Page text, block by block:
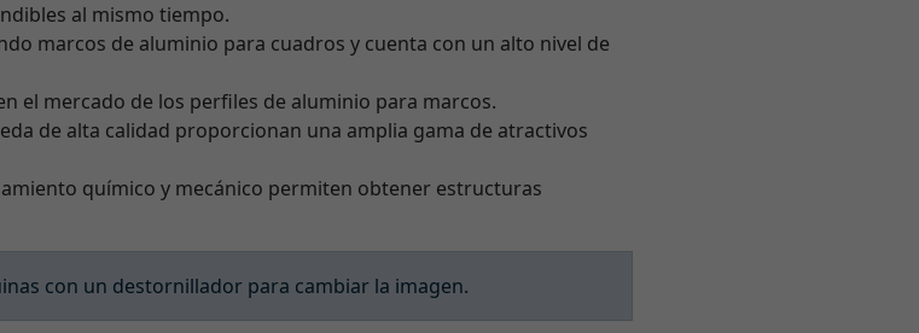
al mismo tiempo.
marcos de aluminio para cuadros y cuenta con un alto nivel de
el mercado de los perfiles de aluminio para marcos.
de alta calidad proporcionan una amplia gama de atractivos
químico y mecánico permiten obtener estructuras
con un destornillador para cambiar la imagen.